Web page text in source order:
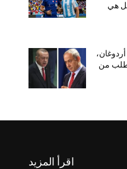
هي
من
اقرأ المزيد